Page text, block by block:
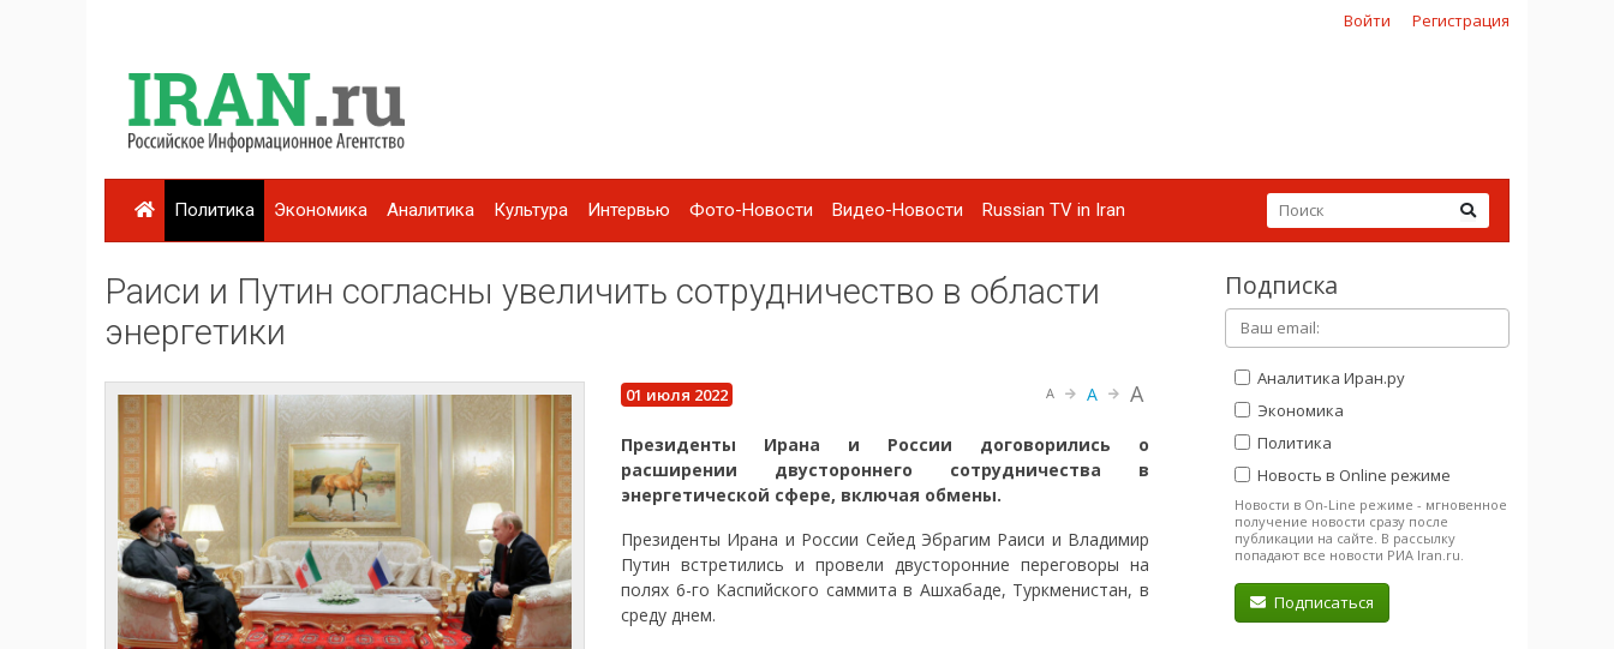
Войти Регистрация
Политика Экономика Аналитика Культура Интервью Фото-Новости Видео-Новости Russian TV in Iran
Раиси и Путин согласны увеличить сотрудничество в области
энергетики
01 июля 2022 A A A
Президенты Ирана и России договорились о
расширении двустороннего сотрудничества в
энергетической сфере, включая обмены.
Президенты Ирана и России Сейед Эбрагим Раиси и Владимир
Путин встретились и провели двусторонние переговоры на
полях 6-го Каспийского саммита в Ашхабаде, Туркменистан, в
среду днем.
Подписка
Аналитика Иран.ру
Экономика
Политика
Новость в Online режиме
Новости в On-Line режиме - мгновенное
получение новости сразу после
публикации на сайте. В рассылку
попадают все новости РИА Iran.ru.
Подписаться